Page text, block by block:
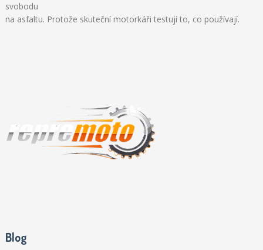
svobodu
na asfaltu. Protože skuteční motorkáři testují to, co používají.
Blog